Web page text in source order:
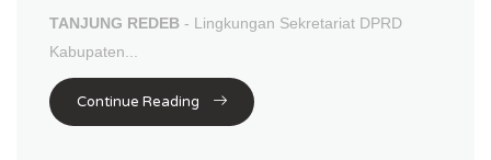
TANJUNG REDEB - Lingkungan Sekretariat DPRD
Kabupaten...
Continue Reading